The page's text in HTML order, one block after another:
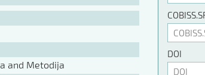
and Metodija
DOI